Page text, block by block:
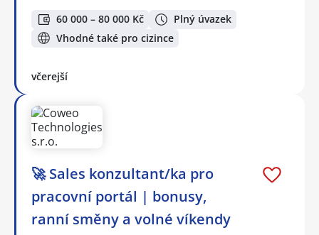
60 000 – 80 000 Kč
Plný úvazek
Vhodné také pro cizince
včerejší
🚀 Sales konzultant/ka pro
pracovní portál | bonusy,
ranní směny a volné víkendy